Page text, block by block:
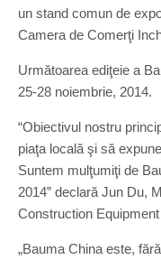
un stand comun de
Camera de Comerţi
Următoarea ediţeie a
25-28 noiembrie, 2014.
“Obiectivul nostru
piaţa locală şi să
Suntem mulţumiţi de
2014” declară Jun Du,
Construction
„Bauma China este,